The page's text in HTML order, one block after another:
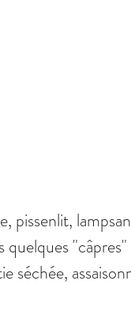
pissenlit,
quelques
séchée,